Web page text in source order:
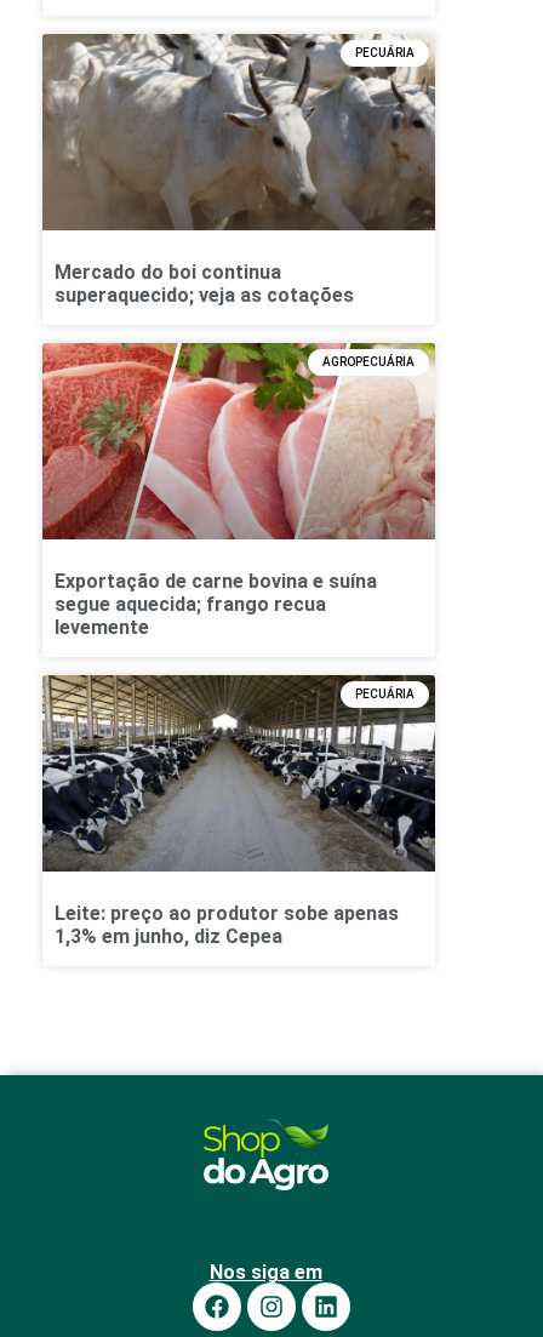
PECUÁRIA
Mercado do boi continua
superaquecido; veja as cotações
AGROPECUÁRIA
Exportação de carne bovina e suína
segue aquecida; frango recua
levemente
PECUÁRIA
Leite: preço ao produtor sobe apenas
1,3% em junho, diz Cepea
Nos siga em